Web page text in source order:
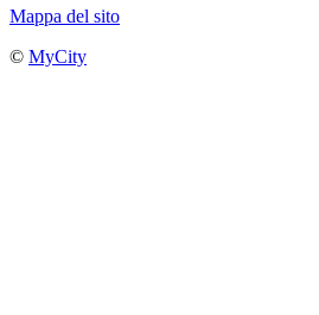
Mappa del sito
© MyCity